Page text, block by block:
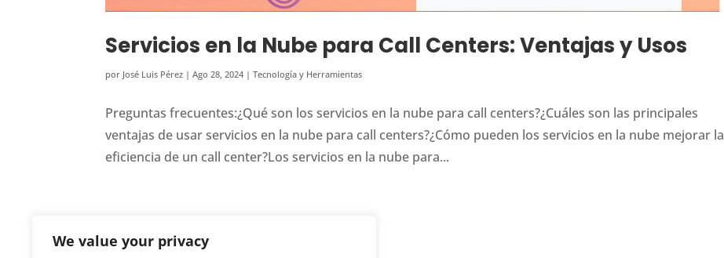
We value your privacy
Servicios en la Nube para Call Centers: Ventajas y Usos
por José Luis Pérez |Ago 28, 2024 |Tecnología y Herramientas
Preguntas frecuentes:¿Qué son los servicios en la nube para call centers?¿Cuáles son las principales
ventajas de usar servicios en la nube para call centers?¿Cómo pueden los servicios en la nube mejorar la
eficiencia de un call center?Los servicios en la nube para...